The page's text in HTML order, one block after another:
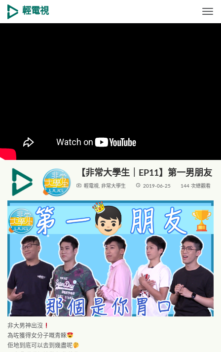
輕電視
【非常大學生｜EP11】第一男朋友
live_tv 輕電視, 非常大學生 access_time 2019-06-25 144 次總觀看
非大男神出沒
為咗獲得女分子嘅青睞
佢地到底可以去到幾盡呢